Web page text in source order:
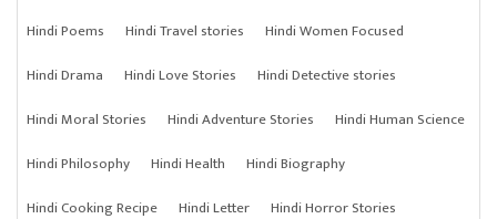
Hindi Poems
Hindi Travel stories
Hindi Women Focused
Hindi Drama
Hindi Love Stories
Hindi Detective stories
Hindi Moral Stories
Hindi Adventure Stories
Hindi Human Science
Hindi Philosophy
Hindi Health
Hindi Biography
Hindi Cooking Recipe
Hindi Letter
Hindi Horror Stories